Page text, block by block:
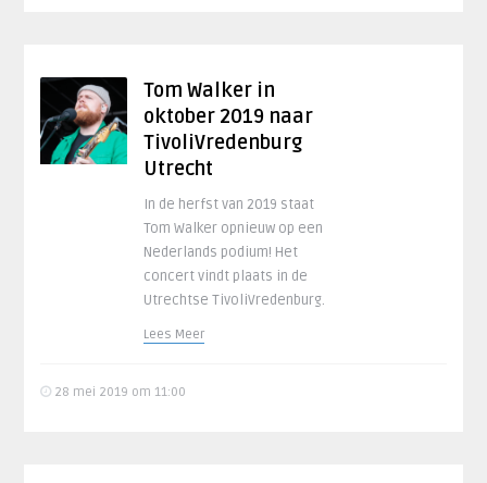
Tom Walker in
oktober 2019 naar
TivoliVredenburg
Utrecht
In de herfst van 2019 staat
Tom Walker opnieuw op een
Nederlands podium! Het
concert vindt plaats in de
Utrechtse TivoliVredenburg.
Lees Meer
28 mei 2019 om 11:00